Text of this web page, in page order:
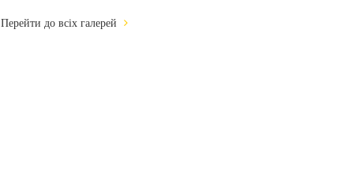
Перейти до всіх галерей